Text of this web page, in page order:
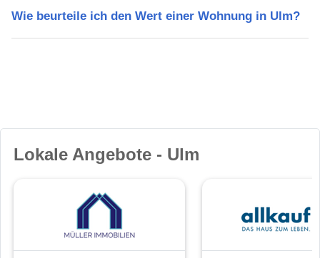
Wie beurteile ich den Wert einer Wohnung in Ulm?
Lokale Angebote - Ulm